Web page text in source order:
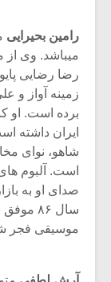
رامین بحیرایی
میباشد. وی از
رضا رضایی
زمینه آواز و
برده است. او
ایران داشته
شاهو، نوای
است. آلبوم
صدای او به
سال ۸۶
موسیقی فجر